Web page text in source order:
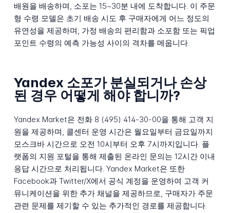
배원을 배송하며, 소포는 15~30분 내에 도착합니다. 이 주문
형 수령 모델은 초기 배송 시도 후 구매자에게 어느 정도의
유연성을 제공하며, 가정 배송의 편리함과 소포함 또는 픽업
포인트 수령의 예측 가능성 사이의 격차를 메웁니다.
Yandex 소포가 분실되거나 손상
된 경우 어떻게 해야 합니까?
Yandex Market은 전화 8 (495) 414-30-00을 통해 고객 지
원을 제공하며, 콜센터 운영 시간은 월요일부터 금요일까지
모스크바 시간으로 오전 10시부터 오후 7시까지입니다. 플
랫폼의 지원 포털을 통해 제출된 온라인 문의는 12시간 이내
응답 시간으로 처리됩니다. Yandex Market은 또한
Facebook과 Twitter/X에서 공식 계정을 운영하여 고객 커
뮤니케이션을 위한 추가 채널을 제공하므로, 구매자가 주문
관련 문제를 제기할 수 있는 추가적인 경로를 제공합니다.